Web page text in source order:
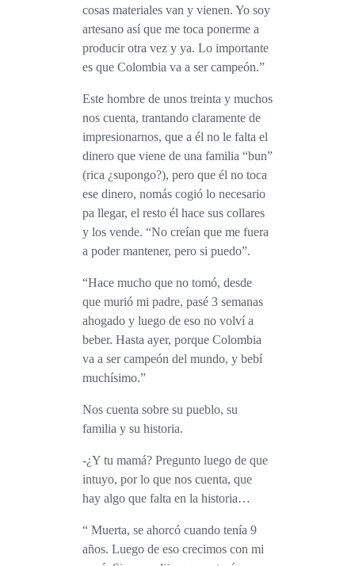
cosas materiales van y vienen. Yo soy
artesano así que me toca ponerme a
producir otra vez y ya. Lo importante
es que Colombia va a ser campeón.”
Este hombre de unos treinta y muchos
nos cuenta, trantando claramente de
impresionarnos, que a él no le falta el
dinero que viene de una familia “bun”
(rica ¿supongo?), pero que él no toca
ese dinero, nomás cogió lo necesario
pa llegar, el resto él hace sus collares
y los vende. “No creían que me fuera
a poder mantener, pero si puedo”.
“Hace mucho que no tomó, desde
que murió mi padre, pasé 3 semanas
ahogado y luego de eso no volví a
beber. Hasta ayer, porque Colombia
va a ser campeón del mundo, y bebí
muchísimo.”
Nos cuenta sobre su pueblo, su
familia y su historia.
-¿Y tu mamá? Pregunto luego de que
intuyo, por lo que nos cuenta, que
hay algo que falta en la historia…
“ Muerta, se ahorcó cuando tenía 9
años. Luego de eso crecimos con mi